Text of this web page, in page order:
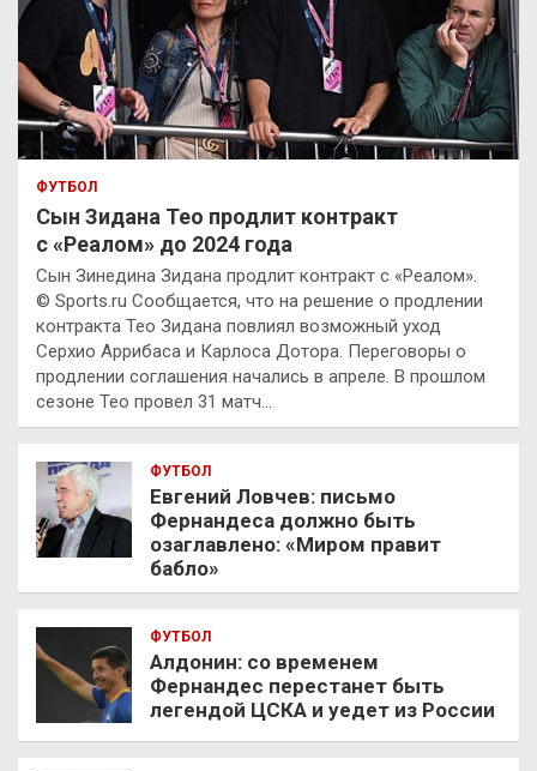
ФУТБОЛ
Сын Зидана Тео продлит контракт
с «Реалом» до 2024 года
Сын Зинедина Зидана продлит контракт с «Реалом».
© Sports.ru Сообщается, что на решение о продлении
контракта Тео Зидана повлиял возможный уход
Серхио Аррибаса и Карлоса Дотора. Переговоры о
продлении соглашения начались в апреле. В прошлом
сезоне Тео провел 31 матч…
ФУТБОЛ
Евгений Ловчев: письмо
Фернандеса должно быть
озаглавлено: «Миром правит
бабло»
ФУТБОЛ
Алдонин: со временем
Фернандес перестанет быть
легендой ЦСКА и уедет из России